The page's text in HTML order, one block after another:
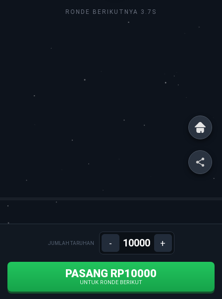
RONDE BERIKUTNYA 3.6S
JUMLAH TARUHAN - +
PASANG RP10000
UNTUK RONDE BERIKUT